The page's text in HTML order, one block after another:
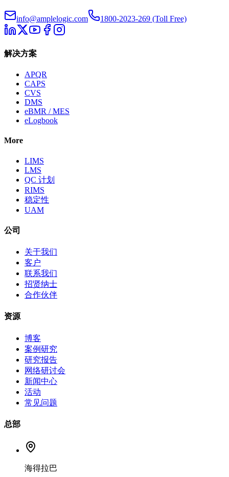
info@amplelogic.com 1800-2023-269 (Toll Free)
解决方案
APQR
CAPS
CVS
DMS
eBMR / MES
eLogbook
More
LIMS
LMS
QC 计划
RIMS
稳定性
UAM
公司
关于我们
客户
联系我们
招贤纳士
合作伙伴
资源
博客
案例研究
研究报告
网络研讨会
新闻中心
活动
常见问题
总部
海得拉巴